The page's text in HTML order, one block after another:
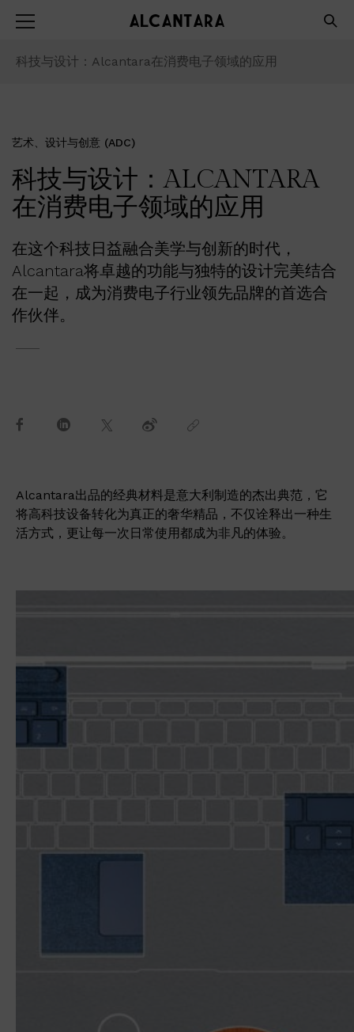
科技与设计：Alcantara在消费电子领域的应用
艺术、设计与创意 (ADC)
科技与设计：ALCANTARA
在消费电子领域的应用
在这个科技日益融合美学与创新的时代，
Alcantara将卓越的功能与独特的设计完美结合
在一起，成为消费电子行业领先品牌的首选合
作伙伴。
Alcantara出品的经典材料是意大利制造的杰出典范，它
将高科技设备转化为真正的奢华精品，不仅诠释出一种生
活方式，更让每一次日常使用都成为非凡的体验。